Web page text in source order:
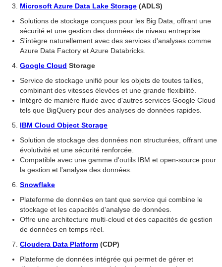
Microsoft Azure Data Lake Storage (ADLS)
Solutions de stockage conçues pour les Big Data, offrant une
sécurité et une gestion des données de niveau entreprise.
S'intègre naturellement avec des services d'analyses comme
Azure Data Factory et Azure Databricks.
Google Cloud Storage
Service de stockage unifié pour les objets de toutes tailles,
combinant des vitesses élevées et une grande flexibilité.
Intégré de manière fluide avec d'autres services Google Cloud
tels que BigQuery pour des analyses de données rapides.
IBM Cloud Object Storage
Solution de stockage des données non structurées, offrant une
évolutivité et une sécurité renforcée.
Compatible avec une gamme d'outils IBM et open-source pour
la gestion et l'analyse des données.
Snowflake
Plateforme de données en tant que service qui combine le
stockage et les capacités d'analyse de données.
Offre une architecture multi-cloud et des capacités de gestion
de données en temps réel.
Cloudera Data Platform (CDP)
Plateforme de données intégrée qui permet de gérer et